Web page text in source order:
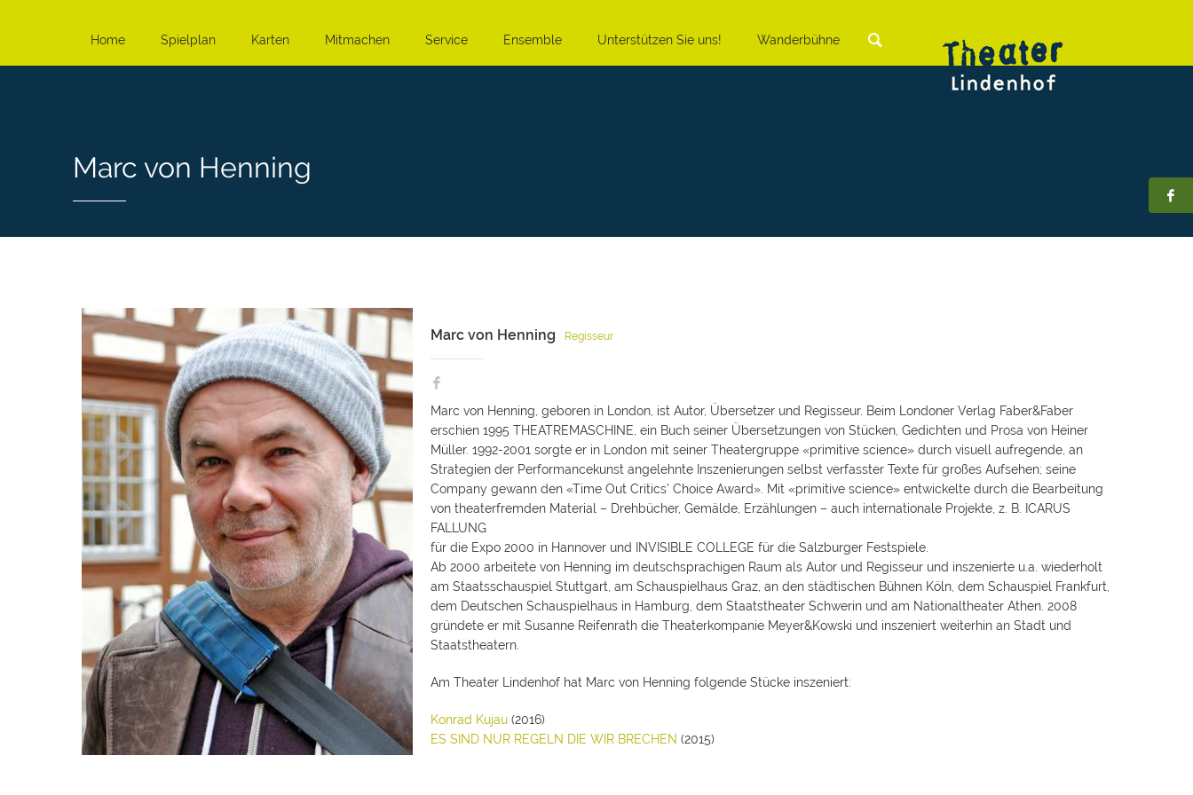
Home Spielplan Karten Mitmachen Service Ensemble Unterstützen Sie uns! Wanderbühne
Marc von Henning
Marc von Henning Regisseur
Marc von Henning, geboren in London, ist Autor, Übersetzer und Regisseur. Beim Londoner Verlag Faber&Faber
erschien 1995 THEATREMASCHINE, ein Buch seiner Übersetzungen von Stücken, Gedichten und Prosa von Heiner
Müller. 1992-2001 sorgte er in London mit seiner Theatergruppe «primitive science» durch visuell aufregende, an
Strategien der Performancekunst angelehnte Inszenierungen selbst verfasster Texte für großes Aufsehen; seine
Company gewann den «Time Out Critics’ Choice Award». Mit «primitive science» entwickelte durch die Bearbeitung
von theaterfremden Material – Drehbücher, Gemälde, Erzählungen – auch internationale Projekte, z. B. ICARUS
FALLUNG
für die Expo 2000 in Hannover und INVISIBLE COLLEGE für die Salzburger Festspiele.
Ab 2000 arbeitete von Henning im deutschsprachigen Raum als Autor und Regisseur und inszenierte u.a. wiederholt
am Staatsschauspiel Stuttgart, am Schauspielhaus Graz, an den städtischen Bühnen Köln, dem Schauspiel Frankfurt,
dem Deutschen Schauspielhaus in Hamburg, dem Staatstheater Schwerin und am Nationaltheater Athen. 2008
gründete er mit Susanne Reifenrath die Theaterkompanie Meyer&Kowski und inszeniert weiterhin an Stadt und
Staatstheatern.
Am Theater Lindenhof hat Marc von Henning folgende Stücke inszeniert:
Konrad Kujau(2016)
ES SIND NUR REGELN DIE WIR BRECHEN (2015)